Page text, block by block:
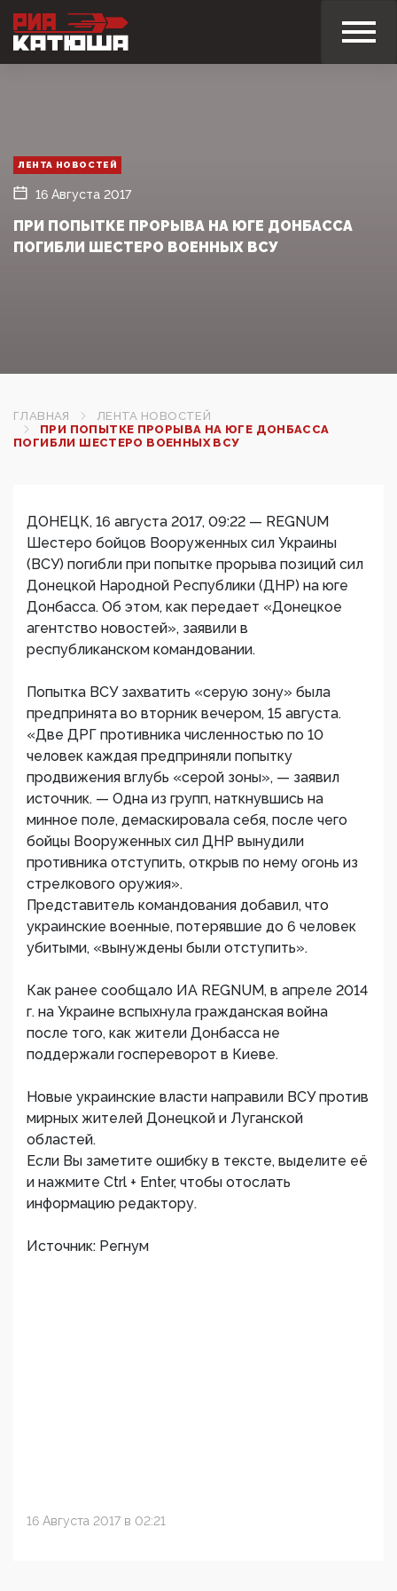
ЛЕНТА НОВОСТЕЙ
16 Августа 2017
ПРИ ПОПЫТКЕ ПРОРЫВА НА ЮГЕ ДОНБАССА
ПОГИБЛИ ШЕСТЕРО ВОЕННЫХ ВСУ‍
ГЛАВНАЯ
ЛЕНТА НОВОСТЕЙ
ПРИ ПОПЫТКЕ ПРОРЫВА НА ЮГЕ ДОНБАССА
ПОГИБЛИ ШЕСТЕРО ВОЕННЫХ ВСУ‍
ДОНЕЦК, 16 августа 2017, 09:22 — REGNUM
Шестеро бойцов Вооруженных сил Украины
(ВСУ) погибли при попытке прорыва позиций сил
Донецкой Народной Республики (ДНР) на юге
Донбасса. Об этом, как передает «Донецкое
агентство новостей», заявили в
республиканском командовании.
Попытка ВСУ захватить «серую зону» была
предпринята во вторник вечером, 15 августа.
«Две ДРГ противника численностью по 10
человек каждая предприняли попытку
продвижения вглубь «серой зоны», — заявил
источник. — Одна из групп, наткнувшись на
минное поле, демаскировала себя, после чего
бойцы Вооруженных сил ДНР вынудили
противника отступить, открыв по нему огонь из
стрелкового оружия».
Представитель командования добавил, что
украинские военные, потерявшие до 6 человек
убитыми, «вынуждены были отступить».
Как ранее сообщало ИА REGNUM, в апреле 2014
г. на Украине вспыхнула гражданская война
после того, как жители Донбасса не
поддержали госпереворот в Киеве.
Новые украинские власти направили ВСУ против
мирных жителей Донецкой и Луганской
областей.
Если Вы заметите ошибку в тексте, выделите её
и нажмите Ctrl + Enter, чтобы отослать
информацию редактору.
Источник: Регнум
16 Августа 2017 в 02:21